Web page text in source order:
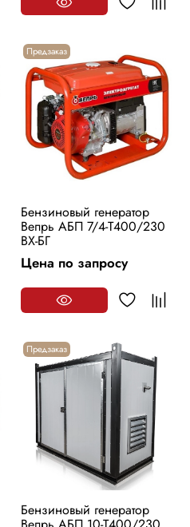
Предзаказ
Бензиновый генератор
Вепрь АБП 7/4-Т400/230
ВХ-БГ
Цена по запросу
Предзаказ
Бензиновый генератор